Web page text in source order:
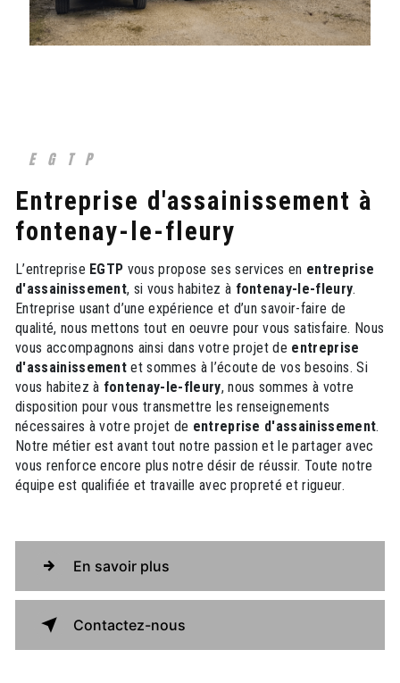
EGTP
entreprise d'assainissement à
fontenay-le-fleury
L’entreprise EGTP vous propose ses services en entreprise
d'assainissement, si vous habitez à fontenay-le-fleury.
Entreprise usant d’une expérience et d’un savoir-faire de
qualité, nous mettons tout en oeuvre pour vous satisfaire. Nous
vous accompagnons ainsi dans votre projet de entreprise
d'assainissement et sommes à l’écoute de vos besoins. Si
vous habitez à fontenay-le-fleury, nous sommes à votre
disposition pour vous transmettre les renseignements
nécessaires à votre projet de entreprise d'assainissement.
Notre métier est avant tout notre passion et le partager avec
vous renforce encore plus notre désir de réussir. Toute notre
équipe est qualifiée et travaille avec propreté et rigueur.
En savoir plus
Contactez-nous